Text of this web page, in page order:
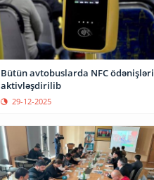
Bütün avtobuslarda NFC ödənişləri
aktivləşdirilib
29-12-2025